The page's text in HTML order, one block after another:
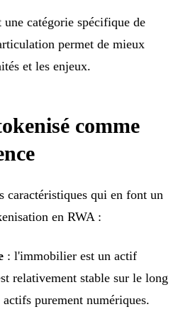
catégorie spécifique de
permet de mieux
et les enjeux.
comme
caractéristiques qui en font un
en RWA :
: l'immobilier est un actif
relativement stable sur le long
purement numériques.